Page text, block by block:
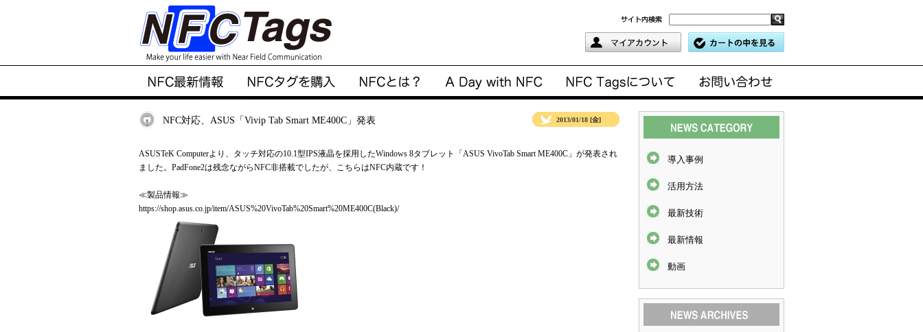
NFC対応、ASUS「Vivip Tab Smart ME400C」発表 2013/01/18 [金]
ASUSTeK Computerより、タッチ対応の10.1型IPS液晶を採用したWindows 8タブレット「ASUS VivoTab Smart ME400C」が発表され
ました。 PadFone2は残念ながらNFC非搭載でしたが、こちらはNFC内蔵です！
≪製品情報≫
https://shop.asus.co.jp/item/ASUS%20VivoTab%20Smart%20ME400C(Black)/
導入事例
活用方法
最新技術
最新情報
動画